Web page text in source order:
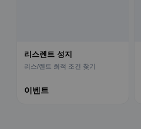
리스렌트 성지
리스/렌트 최적 조건 찾기
이벤트